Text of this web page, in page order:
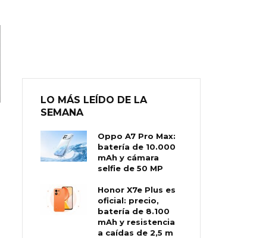
LO MÁS LEÍDO DE LA
SEMANA
Oppo A7 Pro Max:
batería de 10.000
mAh y cámara
selfie de 50 MP
Honor X7e Plus es
oficial: precio,
batería de 8.100
mAh y resistencia
a caídas de 2,5 m